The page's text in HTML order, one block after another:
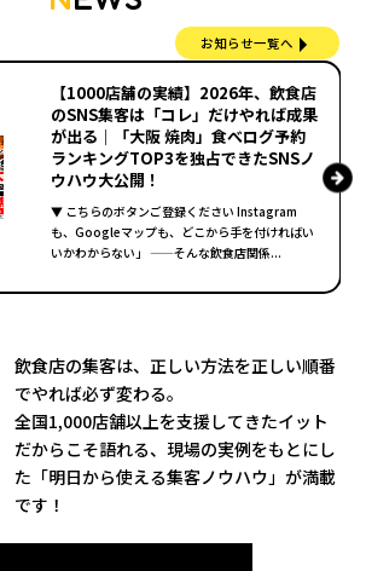
お知らせ一覧へ
【1000店舗の実績】2026年、飲食店
のSNS集客は「コレ」だけやれば成果
が出る｜「大阪 焼肉」食べログ予約
ランキングTOP3を独占できたSNSノ
ウハウ大公開！
▼ こちらのボタンご登録ください Instagram
も、Googleマップも、どこから手を付ければい
いかわからない」 ——そんな飲食店関係...
飲食店の集客は、正しい方法を正しい順番
でやれば必ず変わる。
全国1,000店舗以上を支援してきたイット
だからこそ語れる、現場の実例をもとにし
た「明日から使える集客ノウハウ」が満載
です！